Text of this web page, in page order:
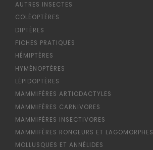
AUTRES INSECTES
COLÉOPTÈRES
DIPTÈRES
FICHES PRATIQUES
HÉMIPTÈRES
HYMÉNOPTÈRES
LÉPIDOPTÈRES
MAMMIFÈRES ARTIODACTYLES
MAMMIFÈRES CARNIVORES
MAMMIFÈRES INSECTIVORES
MAMMIFÈRES RONGEURS ET LAGOMORPHES
MOLLUSQUES ET ANNÉLIDES